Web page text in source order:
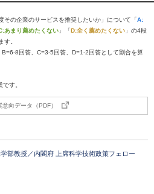
その企業のサービスを推奨したいか」について「A:
あまり薦めたくない 」「D:全く薦めたくない 」の4段
す。
8回答、C=3-5回答、D=1-2回答として割合を算
す。
意向データ（PDF）
部教授／内閣府 上席科学技術政策フェロー